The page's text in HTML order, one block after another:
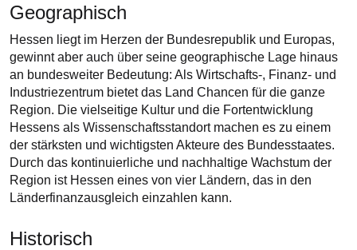
Geographisch
Hessen liegt im Herzen der Bundesrepublik und Europas,
gewinnt aber auch über seine geographische Lage hinaus
an bundesweiter Bedeutung: Als Wirtschafts-, Finanz- und
Industriezentrum bietet das Land Chancen für die ganze
Region. Die vielseitige Kultur und die Fortentwicklung
Hessens als Wissenschaftsstandort machen es zu einem
der stärksten und wichtigsten Akteure des Bundesstaates.
Durch das kontinuierliche und nachhaltige Wachstum der
Region ist Hessen eines von vier Ländern, das in den
Länderfinanzausgleich einzahlen kann.
Historisch